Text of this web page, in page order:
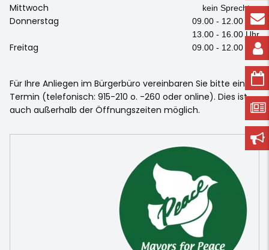
Mittwoch kein Sprechtag
Donnerstag
09.00 - 12.00 Uhr
13.00 - 16.00 Uhr
Freitag 09.00 - 12.00 Uhr
Für Ihre Anliegen im Bürgerbüro vereinbaren Sie bitte einen
Termin (telefonisch: 915-210 o. -260 oder online). Dies ist
auch außerhalb der Öffnungszeiten möglich.